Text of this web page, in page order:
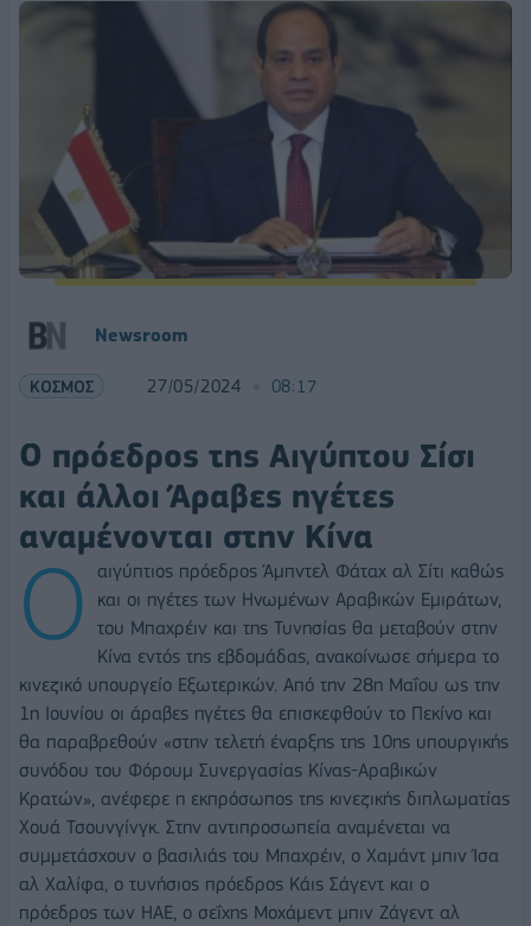
Newsroom
ΚΟΣΜΟΣ 27/05/2024 08:17
Ο πρόεδρος της Αιγύπτου Σίσι
και άλλοι Άραβες ηγέτες
αναμένονται στην Κίνα
Ο
αιγύπτιος πρόεδρος Άμπντελ Φάταχ αλ Σίτι καθώς
και οι ηγέτες των Ηνωμένων Αραβικών Εμιράτων,
του Μπαχρέιν και της Τυνησίας θα μεταβούν στην
Κίνα εντός της εβδομάδας, ανακοίνωσε σήμερα το
κινεζικό υπουργείο Εξωτερικών. Από την 28η Μαΐου ως την
1η Ιουνίου οι άραβες ηγέτες θα επισκεφθούν το Πεκίνο και
θα παραβρεθούν «στην τελετή έναρξης της 10ης υπουργικής
συνόδου του Φόρουμ Συνεργασίας Κίνας-Αραβικών
Κρατών», ανέφερε η εκπρόσωπος της κινεζικής διπλωματίας
Χουά Τσουνγίνγκ. Στην αντιπροσωπεία αναμένεται να
συμμετάσχουν ο βασιλιάς του Μπαχρέιν, ο Χαμάντ μπιν Ίσα
αλ Χαλίφα, ο τυνήσιος πρόεδρος Κάις Σάγεντ και ο
πρόεδρος των ΗΑΕ, ο σεΐχης Μοχάμεντ μπιν Ζάγεντ αλ